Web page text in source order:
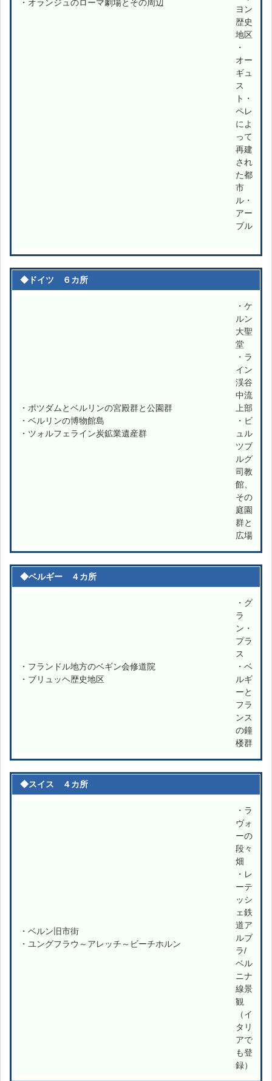
・オランジュのローマ劇場とその周辺
ヨン
歴史
地区
・
オー
ギュ
ス
ト・
ペレ
によ
って
再建
され
た都
市
ル・
アー
ブル
◆ドイツ ６カ所
・ポツダムとベルリンの宮殿群と公園群
・ベルリンの博物館島
・ツォルフェライン炭鉱業遺産群
・ケ
ルン
大聖
堂
・ラ
イン
渓谷
中流
上部
・ビ
ュル
ツブ
ルグ
司教
館、
その
庭園
群と
広場
◆ベルギー ４カ所
・フランドル地方のベギン会修道院
・ブリュッヘ歴史地区
・グ
ラ
ン・
プラ
ス
・ベ
ルギ
ーと
フラ
ンス
の鐘
楼群
◆スイス ４カ所
・ベルン旧市街
・ユングフラウ～アレッチ～ビーチホルン
・ラ
ヴォ
ーの
段々
畑
・レ
ーテ
ッシ
ェ鉄
道ア
ルブ
ラ/
ベル
ニナ
線景
観
（イ
タリ
アで
も登
録）